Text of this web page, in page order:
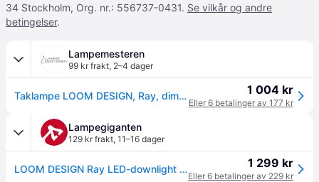
34 Stockholm, Org. nr.: 556737-0431. Se vilkår og andre
betingelser.
Lampemesteren
99 kr frakt, 2–4 dager
Taklampe LOOM DESIGN, Ray, dimmbar, Hvit, Stue, Metall, Moderne 1 004 kr
Eller 6 betalinger av 177 kr
Lampegiganten
129 kr frakt, 11–16 dager
LOOM DESIGN Ray LED-downlight Ø9,3 cm 13W hvit Ray, dimbar, Hvit / opal, Stue / spisestue, Aluminium, Moderne 1 299 kr
Eller 6 betalinger av 229 kr